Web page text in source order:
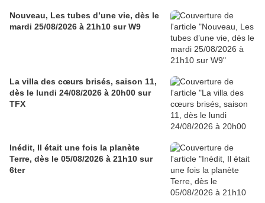
Nouveau, Les tubes d’une vie, dès le
mardi 25/08/2026 à 21h10 sur W9
La villa des cœurs brisés, saison 11,
dès le lundi 24/08/2026 à 20h00 sur
TFX
Inédit, Il était une fois la planète
Terre, dès le 05/08/2026 à 21h10 sur
6ter